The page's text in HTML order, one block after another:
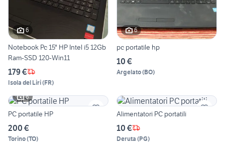
6
Notebook Pc 15" HP Intel i5 12Gb
Ram-SSD 120-Win11
179 €
Isola del Liri(FR)
6
pc portatile hp
10 €
Argelato(BO)
6
PC portatile HP
200 €
Torino(TO)
Alimentatori PC portatili
10 €
Deruta (PG)